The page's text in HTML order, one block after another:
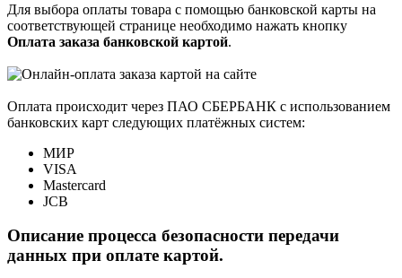
Для выбора оплаты товара с помощью банковской карты на
соответствующей странице необходимо нажать кнопку
Оплата заказа банковской картой.
Оплата происходит через ПАО СБЕРБАНК с использованием
банковских карт следующих платёжных систем:
МИР
VISA
Mastercard
JCB
Описание процесса безопасности передачи
данных при оплате картой.